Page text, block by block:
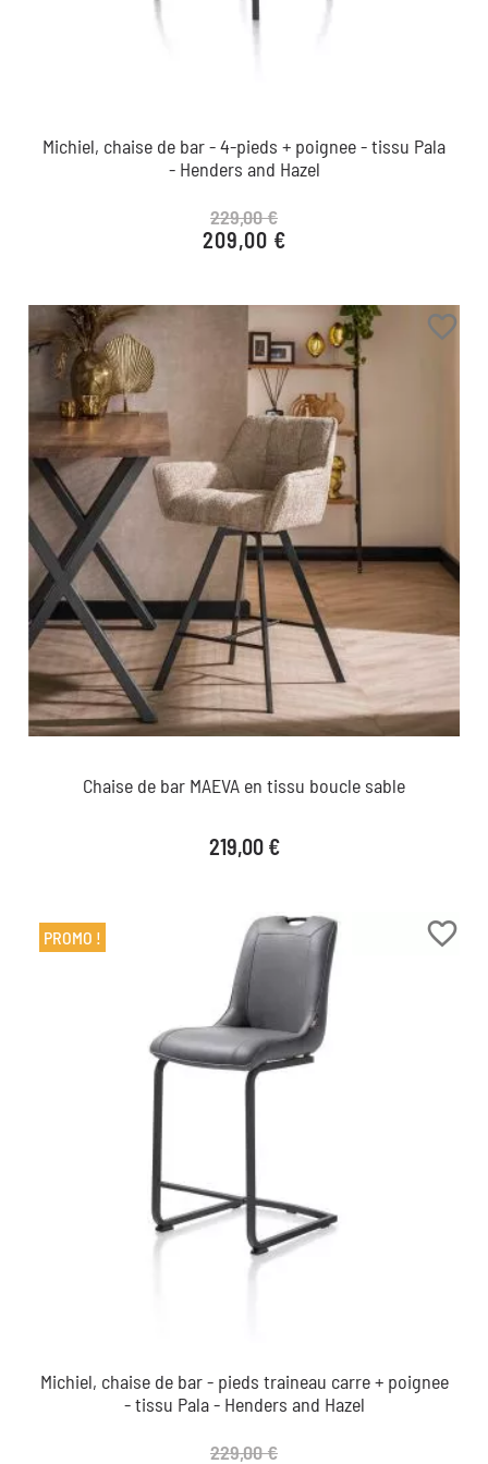
Michiel, chaise de bar - 4-pieds + poignee - tissu Pala
- Henders and Hazel
Prix de base
229,00 €
Prix
209,00 €
favorite_border
Chaise de bar MAEVA en tissu boucle sable
Prix
219,00 €
favorite_border
Michiel, chaise de bar - pieds traineau carre + poignee
- tissu Pala - Henders and Hazel
229,00 €
PROMO !